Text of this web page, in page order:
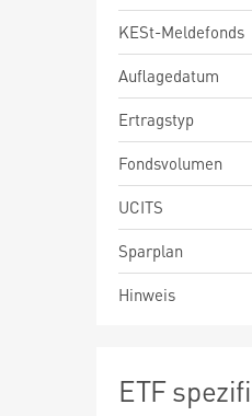
KESt-Meldefonds
Auflagedatum
Ertragstyp
Fondsvolumen
UCITS
Sparplan
Hinweis
ETF